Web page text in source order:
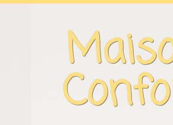
Panneau de gestion des cookies